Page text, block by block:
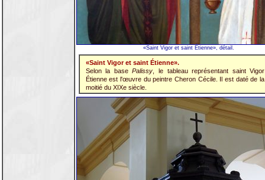
«Saint Vigor et saint Étienne», détail.
«Saint Vigor et saint Étienne».
Selon la basePalissy , le tableau représentant saint
Étienne est l'œuvre du peintre Cheron Cécile. Il est daté de
moitié du XIXe siècle.